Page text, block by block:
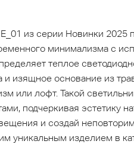
из серии Новинки
минимализма с
теплое
и изящное основание из
или лофт. Такой
подчеркивая эстетику
и создай
уникальным изделием в